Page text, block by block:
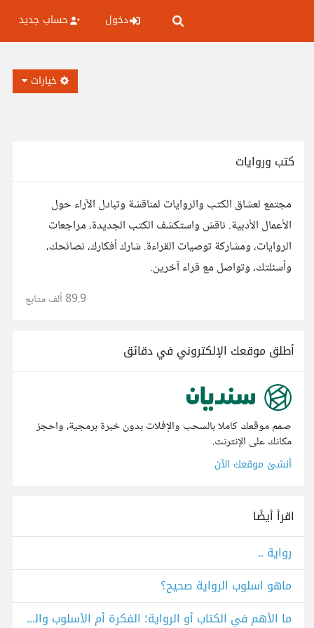
دخول حساب جديد
خيارات
كتب وروايات
مجتمع لعشاق الكتب والروايات لمناقشة وتبادل الآراء حول
الأعمال الأدبية. ناقش واستكشف الكتب الجديدة، مراجعات
الروايات، ومشاركة توصيات القراءة. شارك أفكارك، نصائحك،
وأسئلتك، وتواصل مع قراء آخرين.
89.9 ألف متابع
أطلق موقعك الإلكتروني في دقائق
صمم موقعك كاملا بالسحب والإفلات بدون خبرة برمجية، واحجز
مكانك على الإنترنت.
أنشئ موقعك الآن
اقرأ أيضًا
رواية ..
ماهو اسلوب الرواية صحيح؟
ما الأهم في الكتاب أو الرواية؛ الفكرة أم الأسلوب واللغة؟